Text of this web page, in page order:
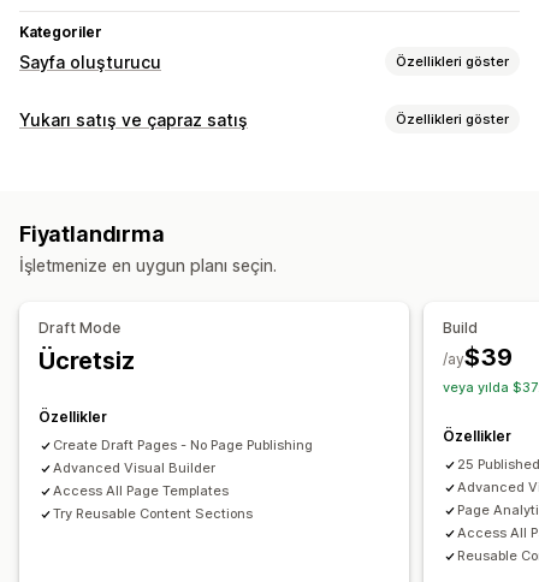
Kategoriler
Sayfa oluşturucu Özellikleri göster
Sayfa türleri
Basın sayfaları
Yasal uyarı sayfaları
Değerlendirmeler sayfası
Tema bölümleri
Sayfaları yönetme
Düzenleyici aracı
İçe ve dışa aktarma
Toplu düzenleme
Toplu yayıncılık
Genel stiller Özel yazı tipleri Özel kod
Kod parçacıkları
Yerelleştirme Yapay zeka üretimi
Mobil duyarlı
Tembel yükleme Bilgiler ve ipuçları
A/B testi
Yukarı satış ve çapraz satış Özellikleri göster
Çoklu para birimi
Genellikle birlikte satın alınan ürünler
A/B testi Tıklama oranı
Öneri performansı
Optimizasyon önerileri
Fiyatlandırma
İşletmenize en uygun planı seçin.
Draft Mode
Ücretsiz
Özellikler
Create Draft Pages - No Page Publishing
Advanced Visual Builder
Access All Page Templates
Try Reusable Content Sections
Build
$39
/ay
veya yılda
Özellikler
25
Advanced
Page
Access All
Reusable